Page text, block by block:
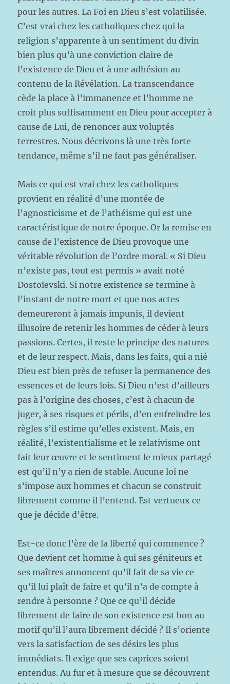
pour les autres. La Foi en Dieu s’est volatilisée.
C’est vrai chez les catholiques chez qui la
religion s’apparente à un sentiment du divin
bien plus qu’à une conviction claire de
l’existence de Dieu et à une adhésion au
contenu de la Révélation. La transcendance
cède la place à l’immanence et l’homme ne
croit plus suffisamment en Dieu pour accepter à
cause de Lui, de renoncer aux voluptés
terrestres. Nous décrivons là une très forte
tendance, même s’il ne faut pas généraliser.
Mais ce qui est vrai chez les catholiques
provient en réalité d’une montée de
l’agnosticisme et de l’athéisme qui est une
caractéristique de notre époque. Or la remise en
cause de l’existence de Dieu provoque une
véritable révolution de l’ordre moral. « Si Dieu
n’existe pas, tout est permis » avait noté
Dostoïevski. Si notre existence se termine à
l’instant de notre mort et que nos actes
demeureront à jamais impunis, il devient
illusoire de retenir les hommes de céder à leurs
passions. Certes, il reste le principe des natures
et de leur respect. Mais, dans les faits, qui a nié
Dieu est bien près de refuser la permanence des
essences et de leurs lois. Si Dieu n’est d’ailleurs
pas à l’origine des choses, c’est à chacun de
juger, à ses risques et périls, d’en enfreindre les
règles s’il estime qu’elles existent. Mais, en
réalité, l’existentialisme et le relativisme ont
fait leur œuvre et le sentiment le mieux partagé
est qu’il n’y a rien de stable. Aucune loi ne
s’impose aux hommes et chacun se construit
librement comme il l’entend. Est vertueux ce
que je décide d’être.
Est-ce donc l’ère de la liberté qui commence ?
Que devient cet homme à qui ses géniteurs et
ses maîtres annoncent qu’il fait de sa vie ce
qu’il lui plaît de faire et qu’il n’a de compte à
rendre à personne ? Que ce qu’il décide
librement de faire de son existence est bon au
motif qu’il l’aura librement décidé ? Il s’oriente
vers la satisfaction de ses désirs les plus
immédiats. Il exige que ses caprices soient
entendus. Au fur et à mesure que se découvrent